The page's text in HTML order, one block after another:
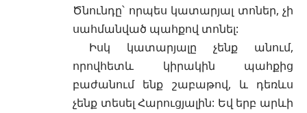
Ծնունդը՝ որպես կատարյալ տոներ, չի
սահմանված պահքով տոնել:
Իսկ կատարյալը չենք անում,
որովհետև կիրակին պահքից
բաժանում ենք շաբաթով, և դեռևս
չենք տեսել Հարուցյալին: Եվ երբ արևի